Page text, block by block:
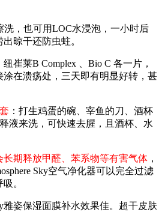
洗，也可用LOC水浸泡，一小时后
晾干还防虫蛀。
纽崔莱B Complex 、Bio C 各一片，
在溃疡处，三天即有明显好转，甚
：打生鸡蛋的碗、宰鱼的刀、酒杯
液来洗，可快速去腥，且酒杯、水
长期释放甲醛、苯系物等有害气体 ，
Sky空气净化器可以完全过滤
。
雅姿保湿面膜补水效果佳。超干皮肤